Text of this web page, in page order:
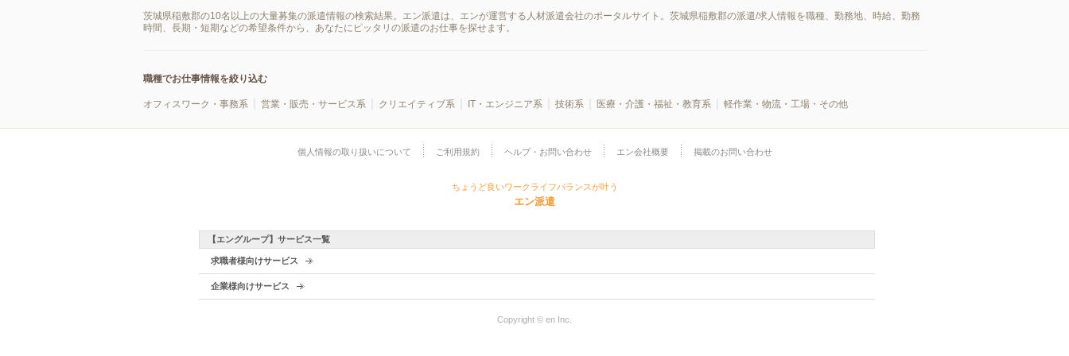
茨城県稲敷郡の10名以上の大量募集の派遣情報の検索結果。エン派遣は、エンが運営する人材派遣会社のポータルサイト。茨城県稲敷郡の派遣/求人情報を職種、勤務地、時給、勤務
時間、長期・短期などの希望条件から、あなたにピッタリの派遣のお仕事を探せます。
職種でお仕事情報を絞り込む
オフィスワーク・事務系 営業・販売・サービス系 クリエイティブ系 IT・エンジニア系 技術系 医療・介護・福祉・教育系 軽作業・物流・工場・その他
個人情報の取り扱いについて ご利用規約 ヘルプ・お問い合わせ エン会社概要 掲載のお問い合わせ
ちょうど良いワークライフバランスが叶う
エン派遣
【エングループ】サービス一覧
求職者様向けサービス
企業様向けサービス
Copyright © en Inc.